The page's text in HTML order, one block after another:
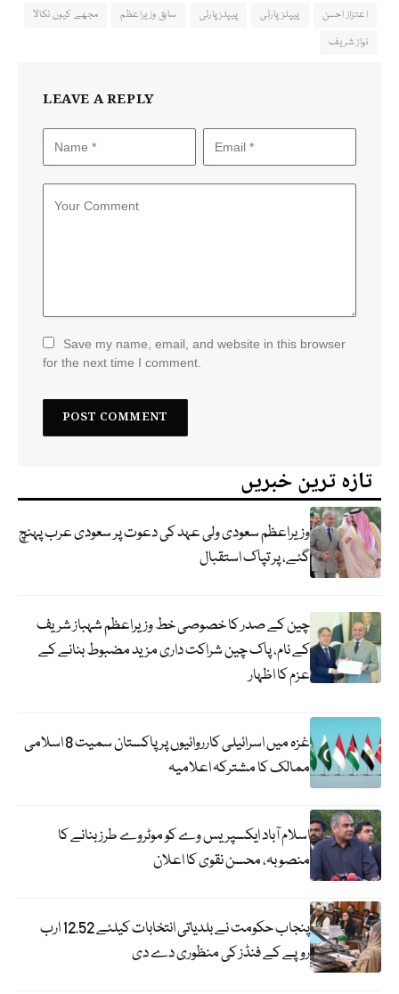
اعتزاز احسن پیپلز پارٹی پیپلزپارٹی سابق وزیراعظم
مجھے کیوں نکالا
نواز شریف
LEAVE A REPLY
Save my name, email, and website in this browser
for the next time I comment.
تازہ ترین خبریں
وزیراعظم سعودی ولی عہد کی دعوت پر سعودی عرب پہنچ
گئے، پر تپاک استقبال
چین کے صدر کا خصوصی خط وزیراعظم شہباز شریف
کے نام، پاک چین شراکت داری مزید مضبوط بنانے کے
عزم کا اظہار
غزہ میں اسرائیلی کارروائیوں پر پاکستان سمیت 8 اسلامی
ممالک کا مشترکہ اعلامیہ
اسلام آباد ایکسپریس وے کو موٹروے طرز بنانے کا
منصوبہ، محسن نقوی کا اعلان
پنجاب حکومت نے بلدیاتی انتخابات کیلئے 12.52 ارب
روپے کے فنڈز کی منظوری دے دی